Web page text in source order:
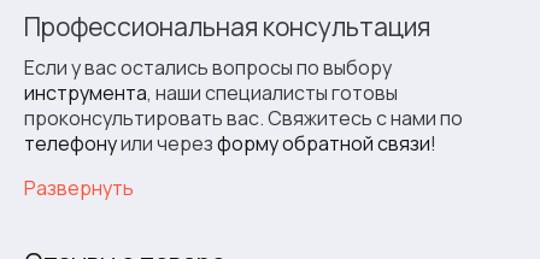
Профессиональная консультация
Если у вас остались вопросы по выбору
инструмента, наши специалисты готовы
проконсультировать вас. Свяжитесь с нами по
телефонуили черезформу обратной связи!
Развернуть